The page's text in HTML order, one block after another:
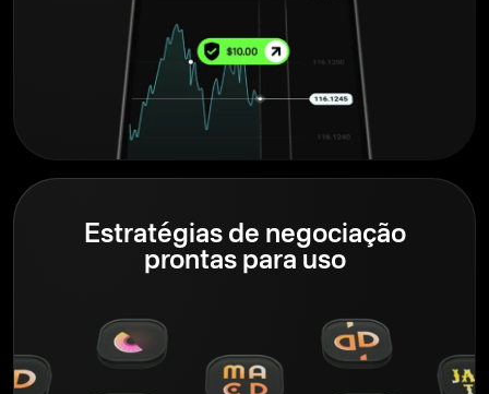
Estratégias de negociação
prontas para uso